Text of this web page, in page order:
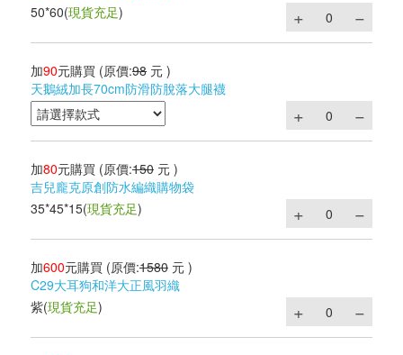
50*60(現貨充足)
加90元購買 (原價:98 元 )
天鵝絨加長70cm防滑防脫落大腿襪
加80元購買 (原價:150 元 )
吉兒龐克原創防水編織購物袋
35*45*15(現貨充足)
加600元購買 (原價:1580 元 )
C29大耳狗和洋大正風羽織
紫(現貨充足)